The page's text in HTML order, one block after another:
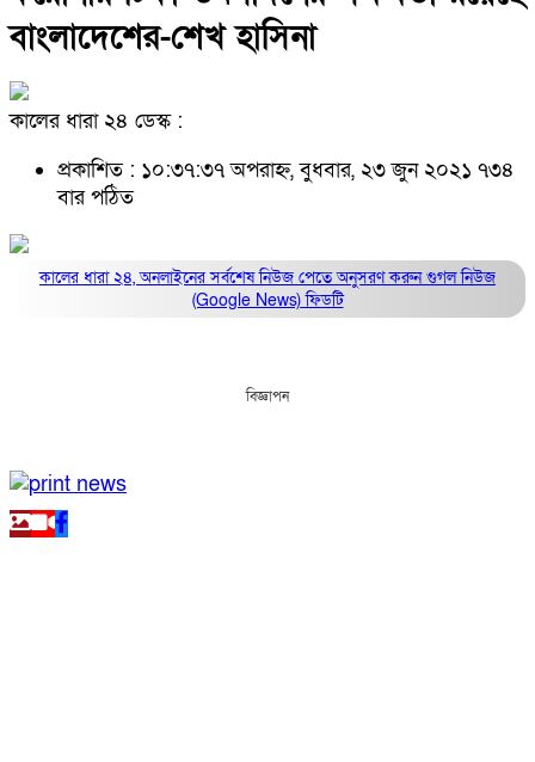
বাংলাদেশের-শেখ হাসিনা
কালের ধারা ২৪ ডেস্ক :
প্রকাশিত : ১০:৩৭:৩৭ অপরাহ্ন, বুধবার, ২৩ জুন ২০২১ ৭৩৪
বার পঠিত
কালের ধারা ২৪, অনলাইনের সর্বশেষ নিউজ পেতে অনুসরণ করুনগুগল নিউজ
(Google News)ফিডটি
বিজ্ঞাপন